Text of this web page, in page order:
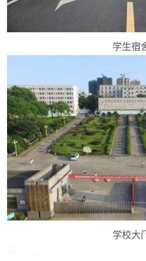
学生宿
学校大